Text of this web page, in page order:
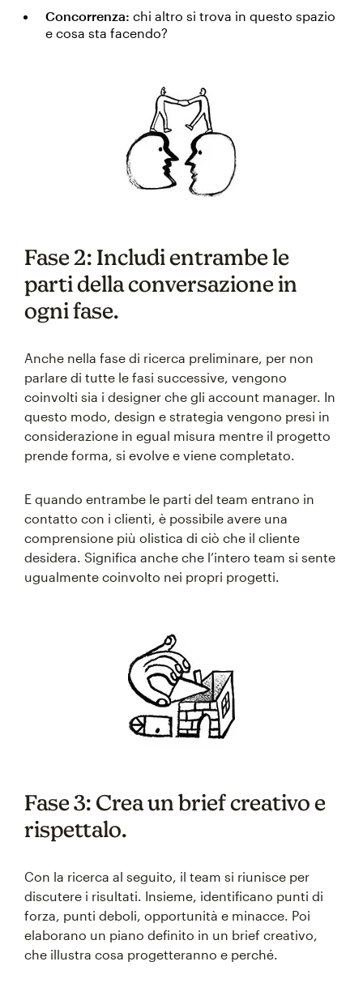
Concorrenza: chi altro si trova in questo spazio
e cosa sta facendo?
Fase 2: Includi entrambe le
parti della conversazione in
ogni fase.
Anche nella fase di ricerca preliminare, per non
parlare di tutte le fasi successive, vengono
coinvolti sia i designer che gli account manager. In
questo modo, design e strategia vengono presi in
considerazione in egual misura mentre il progetto
prende forma, si evolve e viene completato.
E quando entrambe le parti del team entrano in
contatto con i clienti, è possibile avere una
comprensione più olistica di ciò che il cliente
desidera. Significa anche che l’intero team si sente
ugualmente coinvolto nei propri progetti.
Fase 3: Crea un brief creativo e
rispettalo.
Con la ricerca al seguito, il team si riunisce per
discutere i risultati. Insieme, identificano punti di
forza, punti deboli, opportunità e minacce. Poi
elaborano un piano definito in un brief creativo,
che illustra cosa progetteranno e perché.